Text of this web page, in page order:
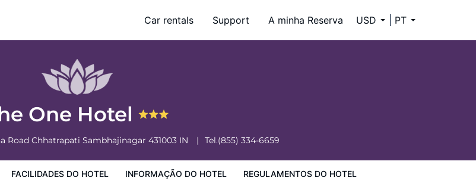
Car rentals Support A minha Reserva USD PT
One Hotel
Road Chhatrapati Sambhajinagar 431003 IN Tel.(855) 334-6659
FACILIDADES DO HOTEL INFORMAÇÃO DO HOTEL REGULAMENTOS DO HOTEL
Regulamentos do Hotel